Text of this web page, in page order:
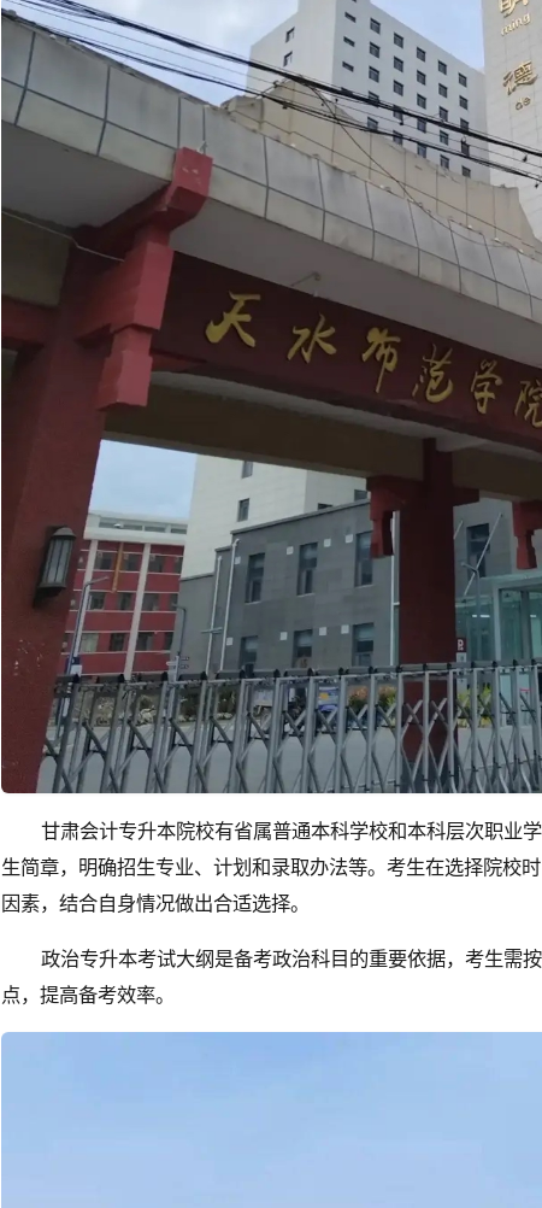
甘肃会计专升本院校有省属普通本科学校和本科层次职业
生简章，明确招生专业、计划和录取办法等。考生在选择院校
因素，结合自身情况做出合适选择。
政治专升本考试大纲是备考政治科目的重要依据，考生需
点，提高备考效率。